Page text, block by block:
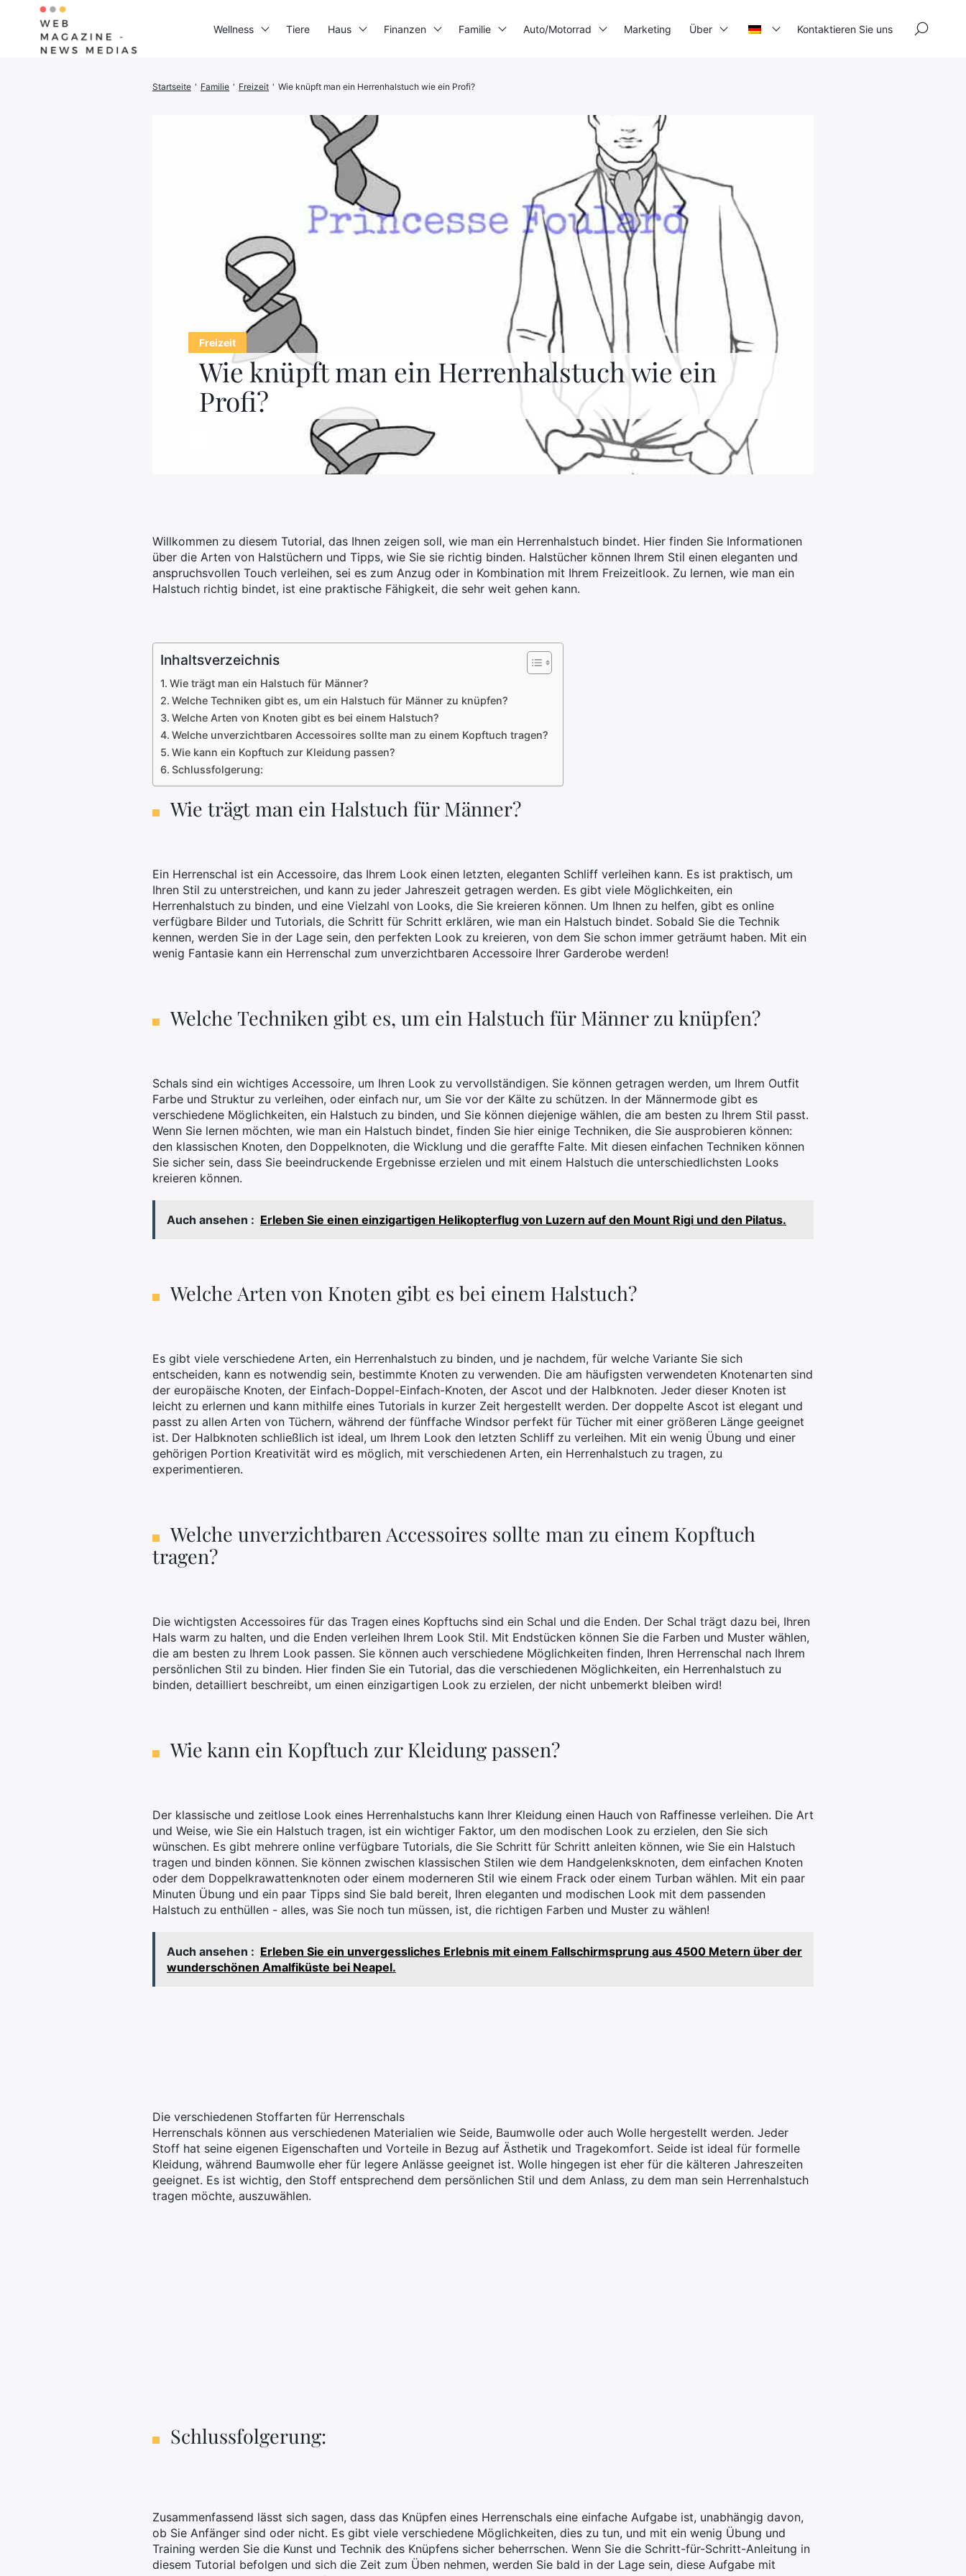
Freizeit
Wie knüpft man ein Herrenhalstuch wie ein
Profi?
Startseite ' Familie ' Freizeit ' Wie knüpft man ein Herrenhalstuch wie ein Profi?
Willkommen zu diesem Tutorial, das Ihnen zeigen soll, wie man ein Herrenhalstuch bindet. Hier finden Sie Informationen
über die Arten von Halstüchern und Tipps, wie Sie sie richtig binden. Halstücher können Ihrem Stil einen eleganten und
anspruchsvollen Touch verleihen, sei es zum Anzug oder in Kombination mit Ihrem Freizeitlook. Zu lernen, wie man ein
Halstuch richtig bindet, ist eine praktische Fähigkeit, die sehr weit gehen kann.
Inhaltsverzeichnis
Wie trägt man ein Halstuch für Männer?
Welche Techniken gibt es, um ein Halstuch für Männer zu knüpfen?
Welche Arten von Knoten gibt es bei einem Halstuch?
Welche unverzichtbaren Accessoires sollte man zu einem Kopftuch tragen?
Wie kann ein Kopftuch zur Kleidung passen?
Schlussfolgerung:
Wie trägt man ein Halstuch für Männer?
Ein Herrenschal ist ein Accessoire, das Ihrem Look einen letzten, eleganten Schliff verleihen kann. Es ist praktisch, um
Ihren Stil zu unterstreichen, und kann zu jeder Jahreszeit getragen werden. Es gibt viele Möglichkeiten, ein
Herrenhalstuch zu binden, und eine Vielzahl von Looks, die Sie kreieren können. Um Ihnen zu helfen, gibt es online
verfügbare Bilder und Tutorials, die Schritt für Schritt erklären, wie man ein Halstuch bindet. Sobald Sie die Technik
kennen, werden Sie in der Lage sein, den perfekten Look zu kreieren, von dem Sie schon immer geträumt haben. Mit ein
wenig Fantasie kann ein Herrenschal zum unverzichtbaren Accessoire Ihrer Garderobe werden!
Welche Techniken gibt es, um ein Halstuch für Männer zu knüpfen?
Schals sind ein wichtiges Accessoire, um Ihren Look zu vervollständigen. Sie können getragen werden, um Ihrem Outfit
Farbe und Struktur zu verleihen, oder einfach nur, um Sie vor der Kälte zu schützen. In der Männermode gibt es
verschiedene Möglichkeiten, ein Halstuch zu binden, und Sie können diejenige wählen, die am besten zu Ihrem Stil passt.
Wenn Sie lernen möchten, wie man ein Halstuch bindet, finden Sie hier einige Techniken, die Sie ausprobieren können:
den klassischen Knoten, den Doppelknoten, die Wicklung und die geraffte Falte. Mit diesen einfachen Techniken können
Sie sicher sein, dass Sie beeindruckende Ergebnisse erzielen und mit einem Halstuch die unterschiedlichsten Looks
kreieren können.
Auch ansehen : Erleben Sie einen einzigartigen Helikopterflug von Luzern auf den Mount Rigi und den Pilatus.
Welche Arten von Knoten gibt es bei einem Halstuch?
Es gibt viele verschiedene Arten, ein Herrenhalstuch zu binden, und je nachdem, für welche Variante Sie sich
entscheiden, kann es notwendig sein, bestimmte Knoten zu verwenden. Die am häufigsten verwendeten Knotenarten sind
der europäische Knoten, der Einfach-Doppel-Einfach-Knoten, der Ascot und der Halbknoten. Jeder dieser Knoten ist
leicht zu erlernen und kann mithilfe eines Tutorials in kurzer Zeit hergestellt werden. Der doppelte Ascot ist elegant und
passt zu allen Arten von Tüchern, während der fünffache Windsor perfekt für Tücher mit einer größeren Länge geeignet
ist. Der Halbknoten schließlich ist ideal, um Ihrem Look den letzten Schliff zu verleihen. Mit ein wenig Übung und einer
gehörigen Portion Kreativität wird es möglich, mit verschiedenen Arten, ein Herrenhalstuch zu tragen, zu
experimentieren.
Welche unverzichtbaren Accessoires sollte man zu einem Kopftuch
tragen?
Die wichtigsten Accessoires für das Tragen eines Kopftuchs sind ein Schal und die Enden. Der Schal trägt dazu bei, Ihren
Hals warm zu halten, und die Enden verleihen Ihrem Look Stil. Mit Endstücken können Sie die Farben und Muster wählen,
die am besten zu Ihrem Look passen. Sie können auch verschiedene Möglichkeiten finden, Ihren Herrenschal nach Ihrem
persönlichen Stil zu binden. Hier finden Sie ein Tutorial, das die verschiedenen Möglichkeiten, ein Herrenhalstuch zu
binden, detailliert beschreibt, um einen einzigartigen Look zu erzielen, der nicht unbemerkt bleiben wird!
Wie kann ein Kopftuch zur Kleidung passen?
Der klassische und zeitlose Look eines Herrenhalstuchs kann Ihrer Kleidung einen Hauch von Raffinesse verleihen. Die Art
und Weise, wie Sie ein Halstuch tragen, ist ein wichtiger Faktor, um den modischen Look zu erzielen, den Sie sich
wünschen. Es gibt mehrere online verfügbare Tutorials, die Sie Schritt für Schritt anleiten können, wie Sie ein Halstuch
tragen und binden können. Sie können zwischen klassischen Stilen wie dem Handgelenksknoten, dem einfachen Knoten
oder dem Doppelkrawattenknoten oder einem moderneren Stil wie einem Frack oder einem Turban wählen. Mit ein paar
Minuten Übung und ein paar Tipps sind Sie bald bereit, Ihren eleganten und modischen Look mit dem passenden
Halstuch zu enthüllen - alles, was Sie noch tun müssen, ist, die richtigen Farben und Muster zu wählen!
Auch ansehen : Erleben Sie ein unvergessliches Erlebnis mit einem Fallschirmsprung aus 4500 Metern über der
wunderschönen Amalfiküste bei Neapel.
Die verschiedenen Stoffarten für Herrenschals
Herrenschals können aus verschiedenen Materialien wie Seide, Baumwolle oder auch Wolle hergestellt werden. Jeder
Stoff hat seine eigenen Eigenschaften und Vorteile in Bezug auf Ästhetik und Tragekomfort. Seide ist ideal für formelle
Kleidung, während Baumwolle eher für legere Anlässe geeignet ist. Wolle hingegen ist eher für die kälteren Jahreszeiten
geeignet. Es ist wichtig, den Stoff entsprechend dem persönlichen Stil und dem Anlass, zu dem man sein Herrenhalstuch
tragen möchte, auszuwählen.
Schlussfolgerung:
Zusammenfassend lässt sich sagen, dass das Knüpfen eines Herrenschals eine einfache Aufgabe ist, unabhängig davon,
ob Sie Anfänger sind oder nicht. Es gibt viele verschiedene Möglichkeiten, dies zu tun, und mit ein wenig Übung und
Training werden Sie die Kunst und Technik des Knüpfens sicher beherrschen. Wenn Sie die Schritt-für-Schritt-Anleitung in
diesem Tutorial befolgen und sich die Zeit zum Üben nehmen, werden Sie bald in der Lage sein, diese Aufgabe mit
Wellness Tiere Haus
3D-Drucker
Stromerzeuger
Finanzen Familie Auto/Motorrad Marketing Über Kontaktieren Sie uns
×
Suchen